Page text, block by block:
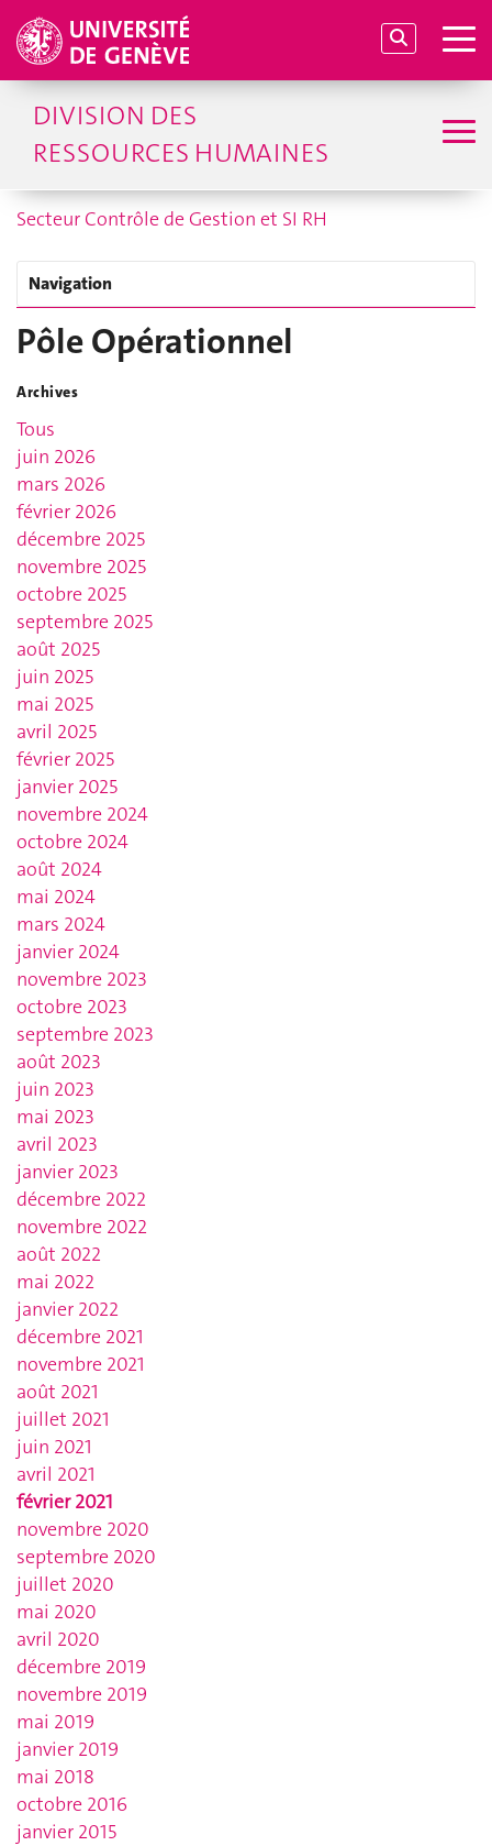
DIVISION DES
RESSOURCES HUMAINES
Secteur Contrôle de Gestion et SI RH
Navigation
Pôle Opérationnel
Archives
Tous
juin 2026
mars 2026
février 2026
décembre 2025
novembre 2025
octobre 2025
septembre 2025
août 2025
juin 2025
mai 2025
avril 2025
février 2025
janvier 2025
novembre 2024
octobre 2024
août 2024
mai 2024
mars 2024
janvier 2024
novembre 2023
octobre 2023
septembre 2023
août 2023
juin 2023
mai 2023
avril 2023
janvier 2023
décembre 2022
novembre 2022
août 2022
mai 2022
janvier 2022
décembre 2021
novembre 2021
août 2021
juillet 2021
juin 2021
avril 2021
février 2021
novembre 2020
septembre 2020
juillet 2020
mai 2020
avril 2020
décembre 2019
novembre 2019
mai 2019
janvier 2019
mai 2018
octobre 2016
janvier 2015